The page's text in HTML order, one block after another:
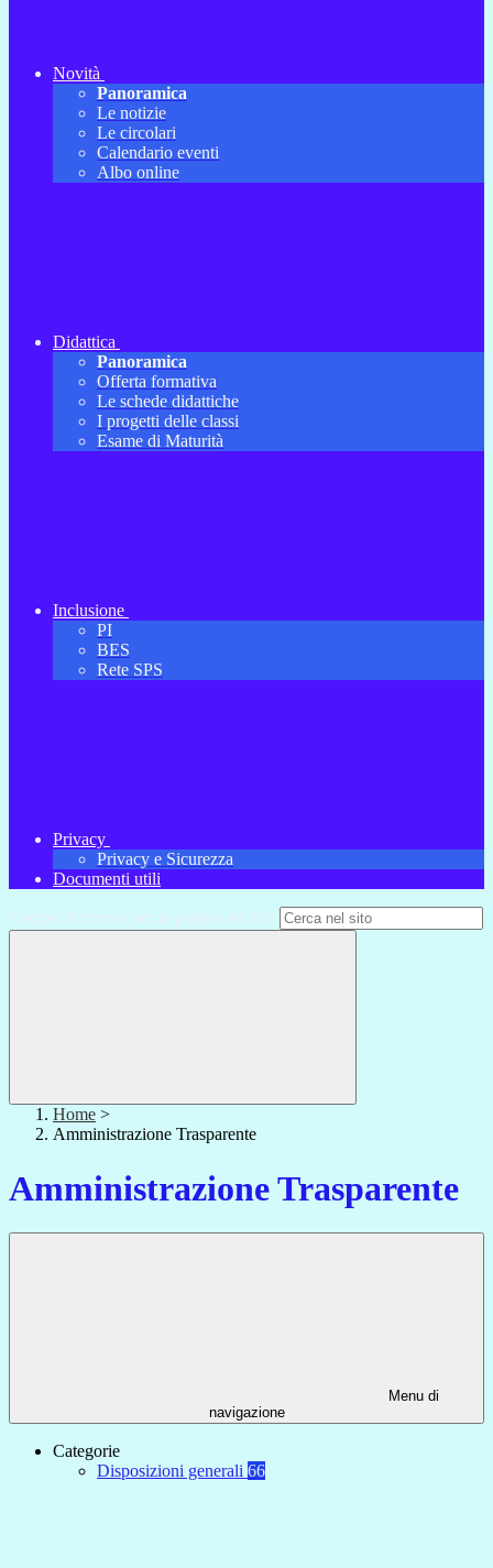
Novità
Panoramica
Le notizie
Le circolari
Calendario eventi
Albo online
Didattica
Panoramica
Offerta formativa
Le schede didattiche
I progetti delle classi
Esame di Maturità
Inclusione
PI
BES
Rete SPS
Privacy
Privacy e Sicurezza
Documenti utili
Campo di ricerca per le pagine del sito
Home >
Amministrazione Trasparente
Amministrazione Trasparente
Menu di
navigazione
Categorie
Disposizioni generali 66